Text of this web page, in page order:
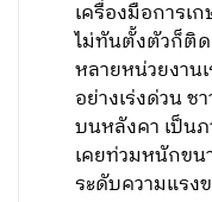
เครื่องมือการเ
ไม่ทันตั้งตัวก็ติด
หลายหน่วยงาน
อย่างเร่งด่วน
บนหลังคา เป็น
เคยท่วมหนักขน
ระดับความแรง